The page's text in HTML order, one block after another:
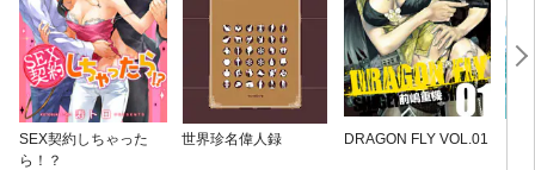
SEX契約しちゃった
ら！？
世界珍名偉人録 DRAGON FLY VOL.01